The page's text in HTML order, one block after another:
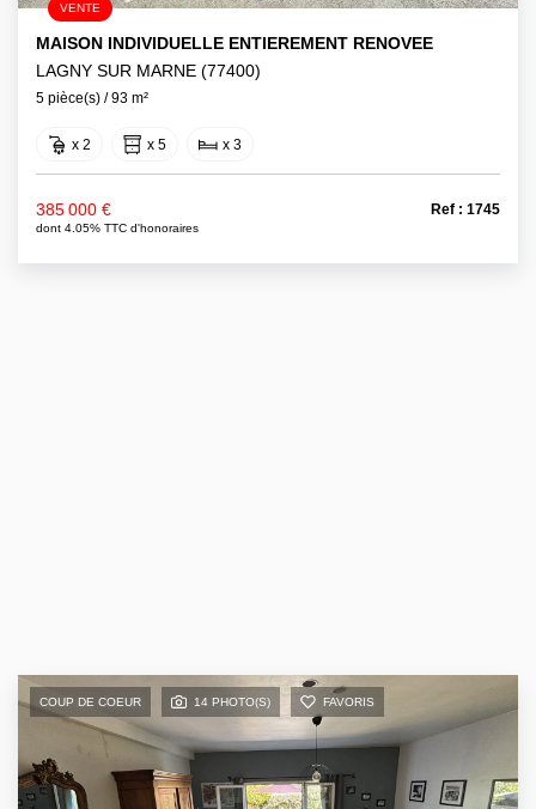
VENTE
MAISON INDIVIDUELLE ENTIEREMENT RENOVEE
LAGNY SUR MARNE (77400)
5 pièce(s) / 93 m²
x 2 x 5 x 3
385 000 €
dont 4.05% TTC d'honoraires
Ref : 1745
COUP DE COEUR 14 PHOTO(S) FAVORIS